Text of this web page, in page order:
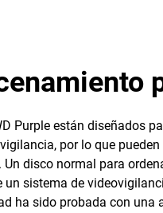
Purple están diseñados
por lo que
Un disco normal para
un sistema de
ha sido probada con una